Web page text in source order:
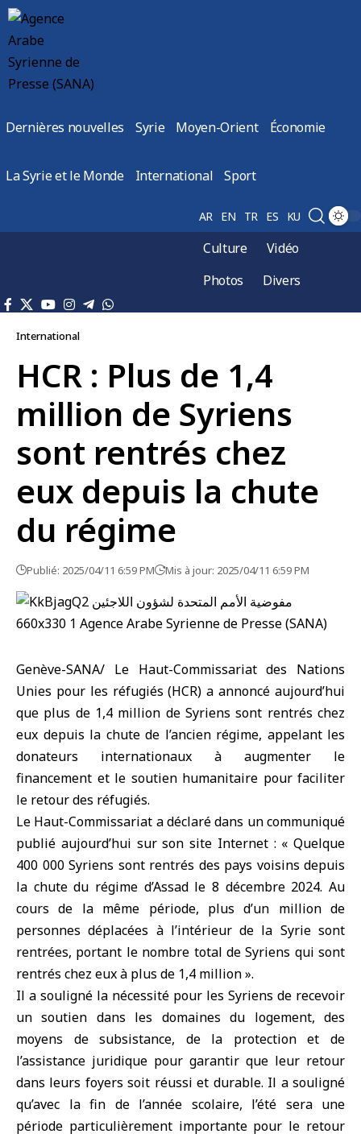
Dernières nouvelles Syrie Moyen-Orient Économie
La Syrie et le Monde International Sport
AR EN TR ES KU
Culture
Vidéo
Photos
Divers
International
HCR : Plus de 1,4
million de Syriens
sont rentrés chez
eux depuis la chute
du régime
Publié: 2025/04/11 6:59 PM Mis à jour: 2025/04/11 6:59 PM
Genève-SANA/ Le Haut-Commissariat des Nations
Unies pour les réfugiés (HCR) a annoncé aujourd’hui
que plus de 1,4 million de Syriens sont rentrés chez
eux depuis la chute de l’ancien régime, appelant les
donateurs internationaux à augmenter le
financement et le soutien humanitaire pour faciliter
le retour des réfugiés.
Le Haut-Commissariat a déclaré dans un communiqué
publié aujourd’hui sur son site Internet : « Quelque
400 000 Syriens sont rentrés des pays voisins depuis
la chute du régime d’Assad le 8 décembre 2024. Au
cours de la même période, plus d’un million de
personnes déplacées à l’intérieur de la Syrie sont
rentrées, portant le nombre total de Syriens qui sont
rentrés chez eux à plus de 1,4 million ».
Il a souligné la nécessité pour les Syriens de recevoir
un soutien dans les domaines du logement, des
moyens de subsistance, de la protection et de
l’assistance juridique pour garantir que leur retour
dans leurs foyers soit réussi et durable. Il a souligné
qu’avec la fin de l’année scolaire, l’été sera une
période particulièrement importante pour le retour